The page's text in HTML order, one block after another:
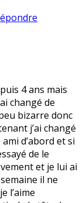
4 ans mais
changé de
bizarre donc
j’ai changé
d’abord et si
de le
et je lui ai
il ne
l’aime